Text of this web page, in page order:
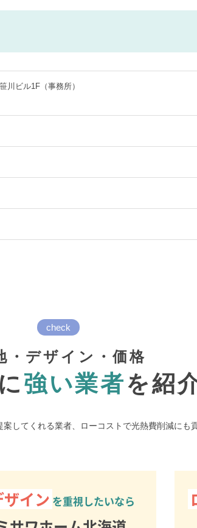
川ビル1F（事務所）
check
・デザイン・価格
強い業者を紹
してくれる業者、ローコストで光熱費削減にも
ザイン を重視したいなら